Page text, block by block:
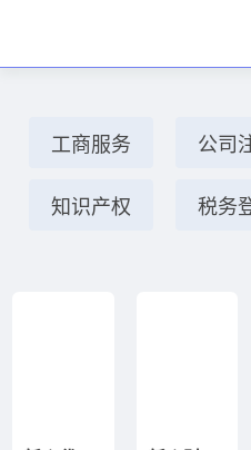
工商服务 公司
知识产权 税务